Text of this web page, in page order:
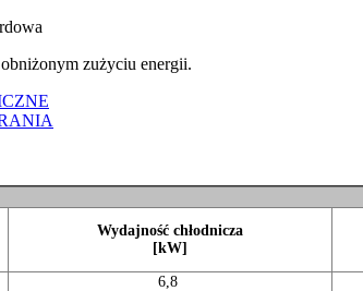
zużyciu energii.
Wydajność chłodnicza
[kW]
6,8